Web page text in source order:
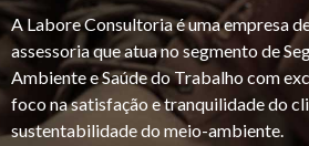
A Labore Consultoria é uma empresa
assessoria que atua no segmento de
Ambiente e Saúde do Trabalho com
foco na satisfação e tranquilidade do
sustentabilidade do meio-ambiente.